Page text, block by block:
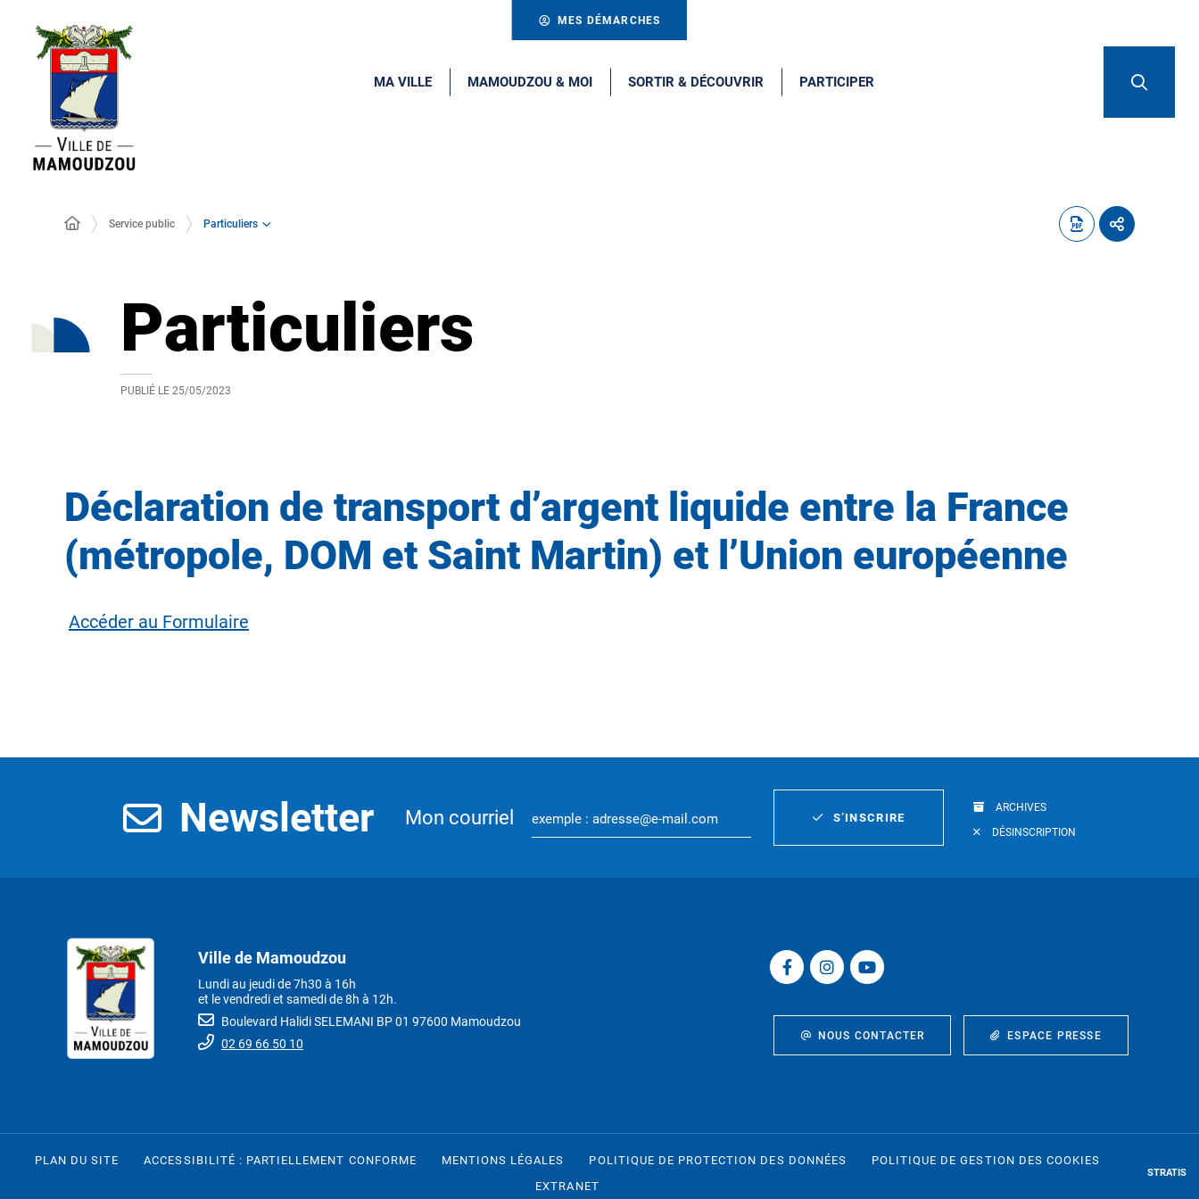
MES DÉMARCHES
MA VILLE MAMOUDZOU & MOI SORTIR & DÉCOUVRIR PARTICIPER
Service public Particuliers
Particuliers
PUBLIÉ LE 25/05/2023
Déclaration de transport d’argent liquide entre la France
(métropole, DOM et Saint Martin) et l’Union européenne
Accéder au Formulaire
Newsletter Mon courriel S’INSCRIRE
ARCHIVES
DÉSINSCRIPTION
Ville de Mamoudzou
Lundi au jeudi de 7h30 à 16h
et le vendredi et samedi de 8h à 12h.
Boulevard Halidi SELEMANI BP 01 97600 Mamoudzou
02 69 66 50 10
NOUS CONTACTER ESPACE PRESSE
PLAN DU SITE ACCESSIBILITÉ : PARTIELLEMENT CONFORME MENTIONS LÉGALES POLITIQUE DE PROTECTION DES DONNÉES
POLITIQUE DE GESTION DES COOKIES
EXTRANET
STRATIS